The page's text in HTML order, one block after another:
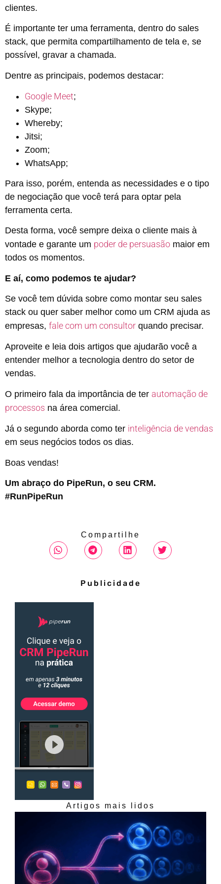
clientes.
É importante ter uma ferramenta, dentro do sales
stack, que permita compartilhamento de tela e, se
possível, gravar a chamada.
Dentre as principais, podemos destacar:
Google Meet;
Skype;
Whereby;
Jitsi;
Zoom;
WhatsApp;
Para isso, porém, entenda as necessidades e o tipo
de negociação que você terá para optar pela
ferramenta certa.
Desta forma, você sempre deixa o cliente mais à
vontade e garante um poder de persuasão maior em
todos os momentos.
E aí, como podemos te ajudar?
Se você tem dúvida sobre como montar seu sales
stack ou quer saber melhor como um CRM ajuda as
empresas, fale com um consultor quando precisar.
Aproveite e leia dois artigos que ajudarão você a
entender melhor a tecnologia dentro do setor de
vendas.
O primeiro fala da importância de ter automação de
processos na área comercial.
Já o segundo aborda como ter inteligência de vendas
em seus negócios todos os dias.
Boas vendas!
Um abraço do PipeRun, o seu CRM.
#RunPipeRun
Compartilhe
Publicidade
Artigos mais lidos